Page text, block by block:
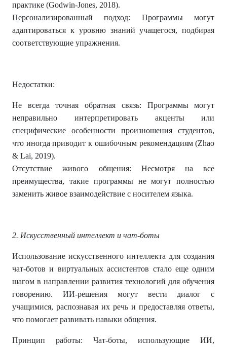
практике (Godwin-Jones, 2018).
Персонализированный подход: Программы могут
адаптироваться к уровню знаний учащегося, подбирая
соответствующие упражнения.
Недостатки:
Не всегда точная обратная связь: Программы могут
неправильно интерпретировать акценты или
специфические особенности произношения студентов,
что иногда приводит к ошибочным рекомендациям (Zhao
& Lai, 2019).
Отсутствие живого общения: Несмотря на все
преимущества, такие программы не могут полностью
заменить живое взаимодействие с носителем языка.
2. Искусственный интеллект и чат-боты
Использование искусственного интеллекта для создания
чат-ботов и виртуальных ассистентов стало еще одним
шагом в направлении развития технологий для обучения
говорению. ИИ-решения могут вести диалог с
учащимися, распознавая их речь и предоставляя ответы,
что помогает развивать навыки общения.
Принцип работы: Чат-боты, использующие ИИ,